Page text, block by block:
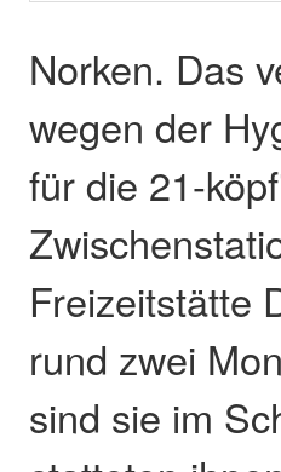
Norken. Das
wegen der
für die 21-
Freizeitstätte
rund zwei
sind sie im